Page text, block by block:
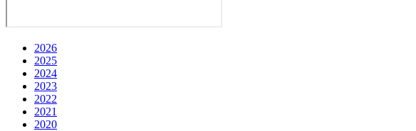
2026
2025
2024
2023
2022
2021
2020